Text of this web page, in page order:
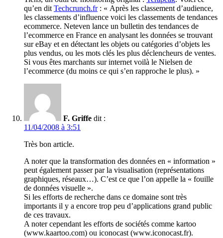
qu’en dit Techcrunch.fr: « Après les classement d’audience,
les classements d’influence voici les classements de tendances
ecommerce. Neteven lance un bulletin des tendances de
l’ecommerce en France en analysant les données se trouvant
sur eBay et en détectant les objets ou catégories d’objets les
plus vendus, ou les mots clés les plus déclencheurs de ventes.
Si vous êtes marchants sur internet voilà le Nielsen de
l’ecommerce (du moins ce qui s’en rapproche le plus). »
F. Griffe dit :
11/04/2008 à 3:51
Très bon article.
A noter que la transformation des données en « information »
peut également passer par la visualisation (représentations
graphiques, réseaux…). C’est ce que l’on appelle la « fouille
de données visuelle ».
Si les efforts de recherche dans ce domaine sont très
importants il y a encore trop peu d’applications grand public
de ces travaux.
A noter cependant les efforts de sociétés comme kartoo
(www.kaartoo.com) ou iconocast (www.iconocast.fr).